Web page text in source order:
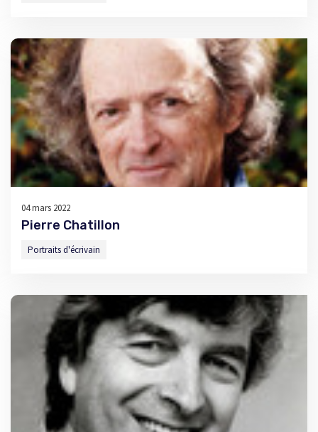
04 mars 2022
Pierre Chatillon
Portraits d'écrivain